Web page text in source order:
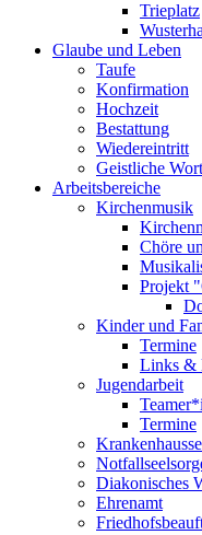
Trieplatz
Glaube und Leben
Taufe
Konfirmation
Hochzeit
Bestattung
Wiedereintritt
Geistliche
Arbeitsbereiche
Kirchenmusik
Chöre
Projekt
Kinder und
Termine
Links &
Jugendarbeit
Termine
Diakonisches
Ehrenamt